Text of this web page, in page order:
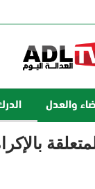
والعدل